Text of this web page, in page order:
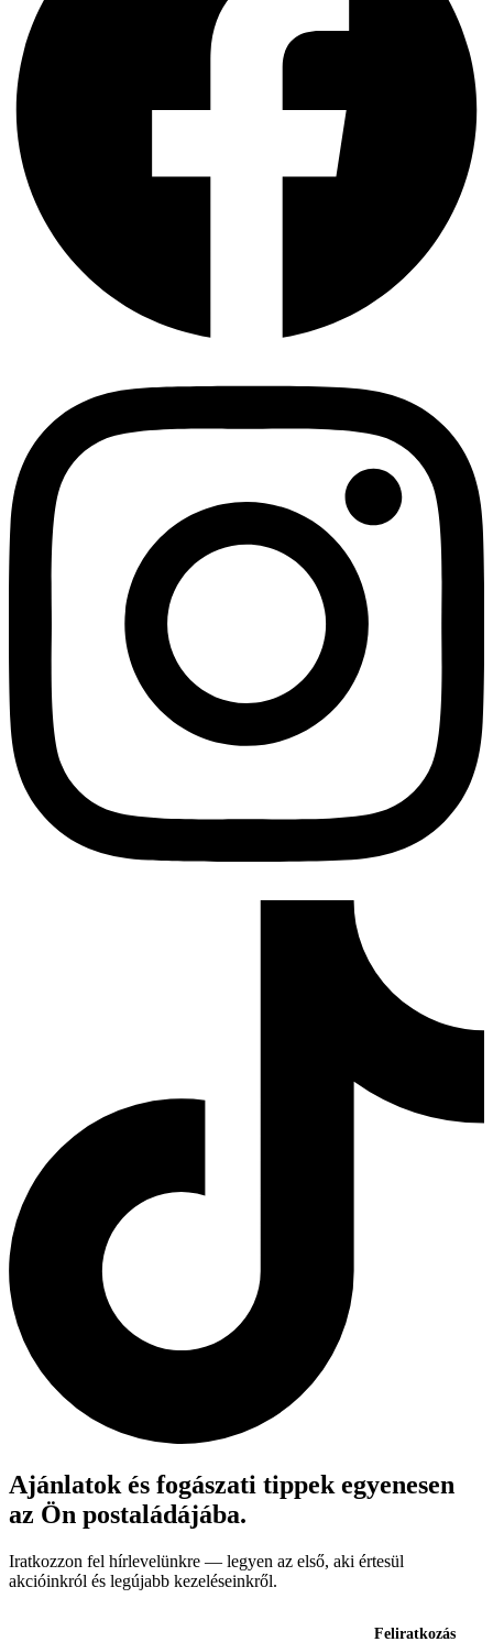
Ajánlatok és fogászati tippek egyenesen
az Ön postaládájába.
Iratkozzon fel hírlevelünkre — legyen az első, aki értesül
akcióinkról és legújabb kezeléseinkről.
Feliratkozás